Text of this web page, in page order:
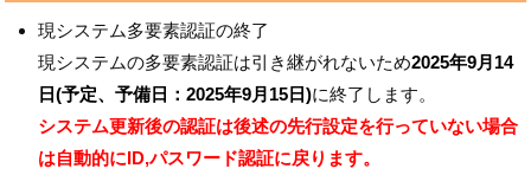
現システム多要素認証の終了
現システムの多要素認証は引き継がれないため2025年9月14
日(予定、予備日：2025年9月15日)に終了します。
システム更新後の認証は後述の先行設定を行っていない場合
は自動的にID,パスワード認証に戻ります。